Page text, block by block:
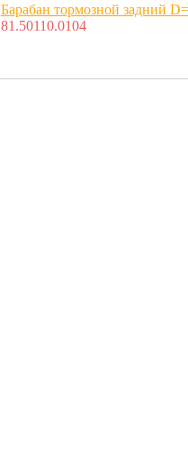
Барабан тормозной задний
81.50110.0104